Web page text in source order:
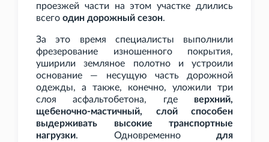
проезжей части на этом участке длились
всего один дорожный сезон.
За это время специалисты выполнили
фрезерование изношенного покрытия,
уширили земляное полотно и устроили
основание — несущую часть дорожной
одежды, а также, конечно, уложили три
слоя асфальтобетона, где верхний,
щебеночно-мастичный, слой способен
выдерживать высокие транспортные
нагрузки. Одновременно для